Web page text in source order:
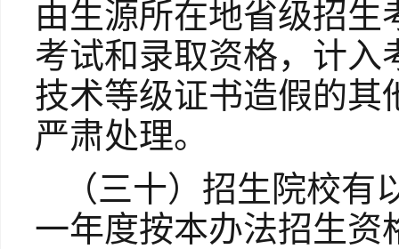
由生源所在地省级招
考试和录取资格，计入
技术等级证书造假的其
严肃处理。
（三十）招生院校
一年度按本办法招生资